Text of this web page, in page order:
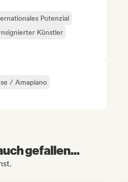
Potenzial
Künstler
/ Amapiano
gefallen...